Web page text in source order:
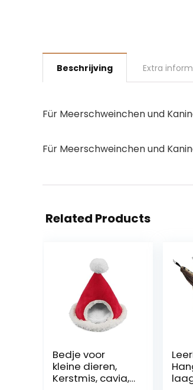
Beschrijving Extra
Für Meerschweinchen und
Für Meerschweinchen und
Related Products
Bedje voor
kleine dieren,
Kerstmis, cavia,